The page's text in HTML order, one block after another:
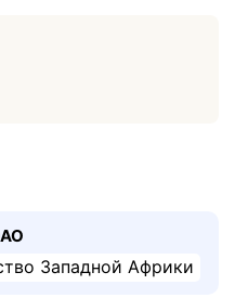
Западной Африки